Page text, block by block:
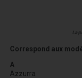
La
Correspond aux
A
Azzurra